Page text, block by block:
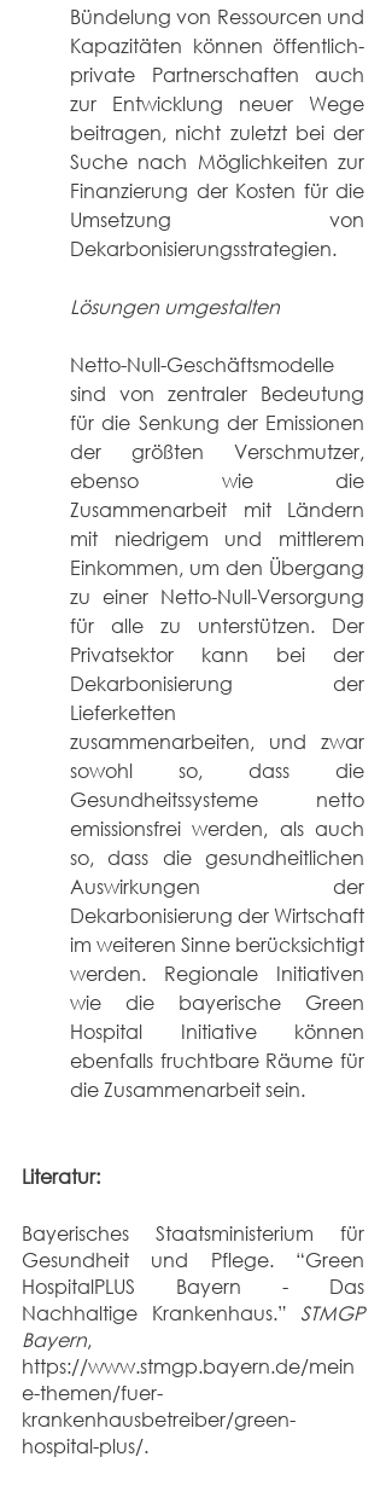
Bündelung von Ressourcen und
Kapazitäten können öffentlich-
private Partnerschaften auch
zur Entwicklung neuer Wege
beitragen, nicht zuletzt bei der
Suche nach Möglichkeiten zur
Finanzierung der Kosten für die
Umsetzung von
Dekarbonisierungsstrategien.
Lösungen umgestalten
Netto-Null-Geschäftsmodelle
sind von zentraler Bedeutung
für die Senkung der Emissionen
der größten Verschmutzer,
ebenso wie die
Zusammenarbeit mit Ländern
mit niedrigem und mittlerem
Einkommen, um den Übergang
zu einer Netto-Null-Versorgung
für alle zu unterstützen. Der
Privatsektor kann bei der
Dekarbonisierung der
Lieferketten
zusammenarbeiten, und zwar
sowohl so, dass die
Gesundheitssysteme netto
emissionsfrei werden, als auch
so, dass die gesundheitlichen
Auswirkungen der
Dekarbonisierung der Wirtschaft
im weiteren Sinne berücksichtigt
werden. Regionale Initiativen
wie die bayerische Green
Hospital Initiative können
ebenfalls fruchtbare Räume für
die Zusammenarbeit sein.
Literatur:
Bayerisches Staatsministerium für
Gesundheit und Pflege. “Green
HospitalPLUS Bayern - Das
Nachhaltige Krankenhaus.” STMGP
Bayern,
https://www.stmgp.bayern.de/mein
e-themen/fuer-
krankenhausbetreiber/green-
hospital-plus/.